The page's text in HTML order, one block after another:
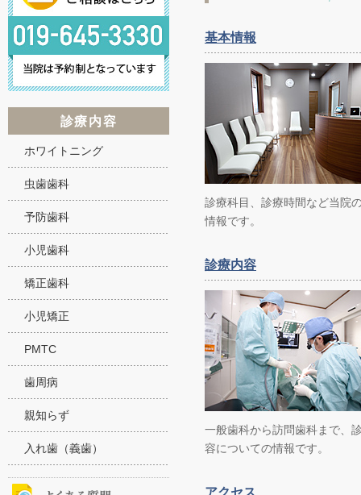
基本情報
診療科目、診療時間など当院
情報です。
診療内容
一般歯科から訪問歯科まで、
容についての情報です。
アクセス
診療内容
ホワイトニング
虫歯歯科
予防歯科
小児歯科
矯正歯科
小児矯正
PMTC
歯周病
親知らず
入れ歯（義歯）